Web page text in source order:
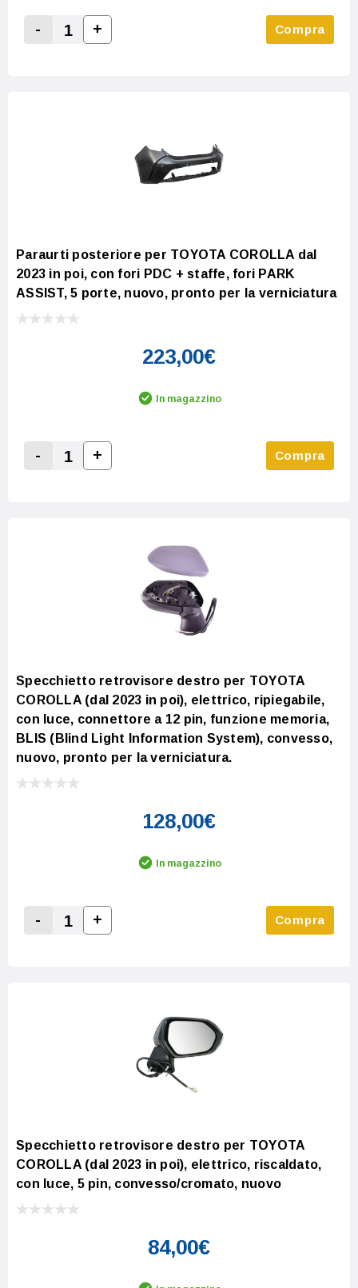
Decrease Quantity:
-
Increase Quantity:
+ Compra
Paraurti posteriore per TOYOTA COROLLA dal
2023 in poi, con fori PDC + staffe, fori PARK
ASSIST, 5 porte, nuovo, pronto per la verniciatura
223,00€
In magazzino
Decrease Quantity:
-
Increase Quantity:
+ Compra
Specchietto retrovisore destro per TOYOTA
COROLLA (dal 2023 in poi), elettrico, ripiegabile,
con luce, connettore a 12 pin, funzione memoria,
BLIS (Blind Light Information System), convesso,
nuovo, pronto per la verniciatura.
128,00€
In magazzino
Decrease Quantity:
-
Increase Quantity:
+ Compra
Specchietto retrovisore destro per TOYOTA
COROLLA (dal 2023 in poi), elettrico, riscaldato,
con luce, 5 pin, convesso/cromato, nuovo
84,00€